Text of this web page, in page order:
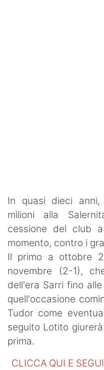
In quasi dieci anni,
milioni alla
cessione del club
momento, contro i
Il primo a ottobre
novembre (2-1),
dell'era Sarri fino
quell'occasione
Tudor come
seguito Lotito
prima.
CLICCA QUI E SEGUI